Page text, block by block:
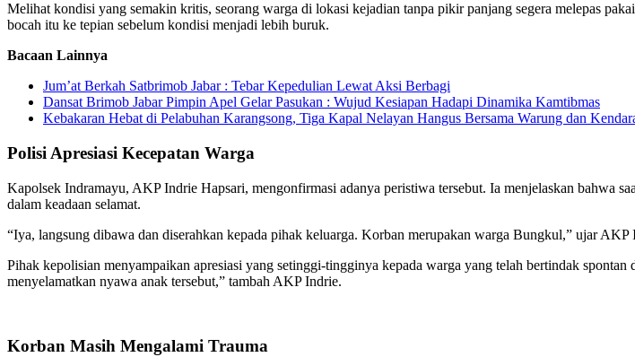
Melihat kondisi yang semakin kritis, seorang warga di lokasi kejadian tanpa pikir panjang segera melepas
bocah itu ke tepian sebelum kondisi menjadi lebih buruk.
Bacaan Lainnya
Jum’at Berkah Satbrimob Jabar : Tebar Kepedulian Lewat Aksi Berbagi
Dansat Brimob Jabar Pimpin Apel Gelar Pasukan : Wujud Kesiapan Hadapi Dinamika Kamtibmas
Kebakaran Hebat di Pelabuhan Karangsong, Tiga Kapal Nelayan Hangus Bersama Warung dan
Polisi Apresiasi Kecepatan Warga
Kapolsek Indramayu, AKP Indrie Hapsari, mengonfirmasi adanya peristiwa tersebut. Ia menjelaskan bahwa
dalam keadaan selamat.
“Iya, langsung dibawa dan diserahkan kepada pihak keluarga. Korban merupakan warga Bungkul,” ujar
Pihak kepolisian menyampaikan apresiasi yang setinggi-tingginya kepada warga yang telah bertindak
menyelamatkan nyawa anak tersebut,” tambah AKP Indrie.
Korban Masih Mengalami Trauma